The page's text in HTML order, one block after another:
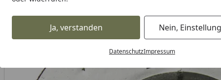
Ja, verstanden Nein,
DatenschutzImpressum